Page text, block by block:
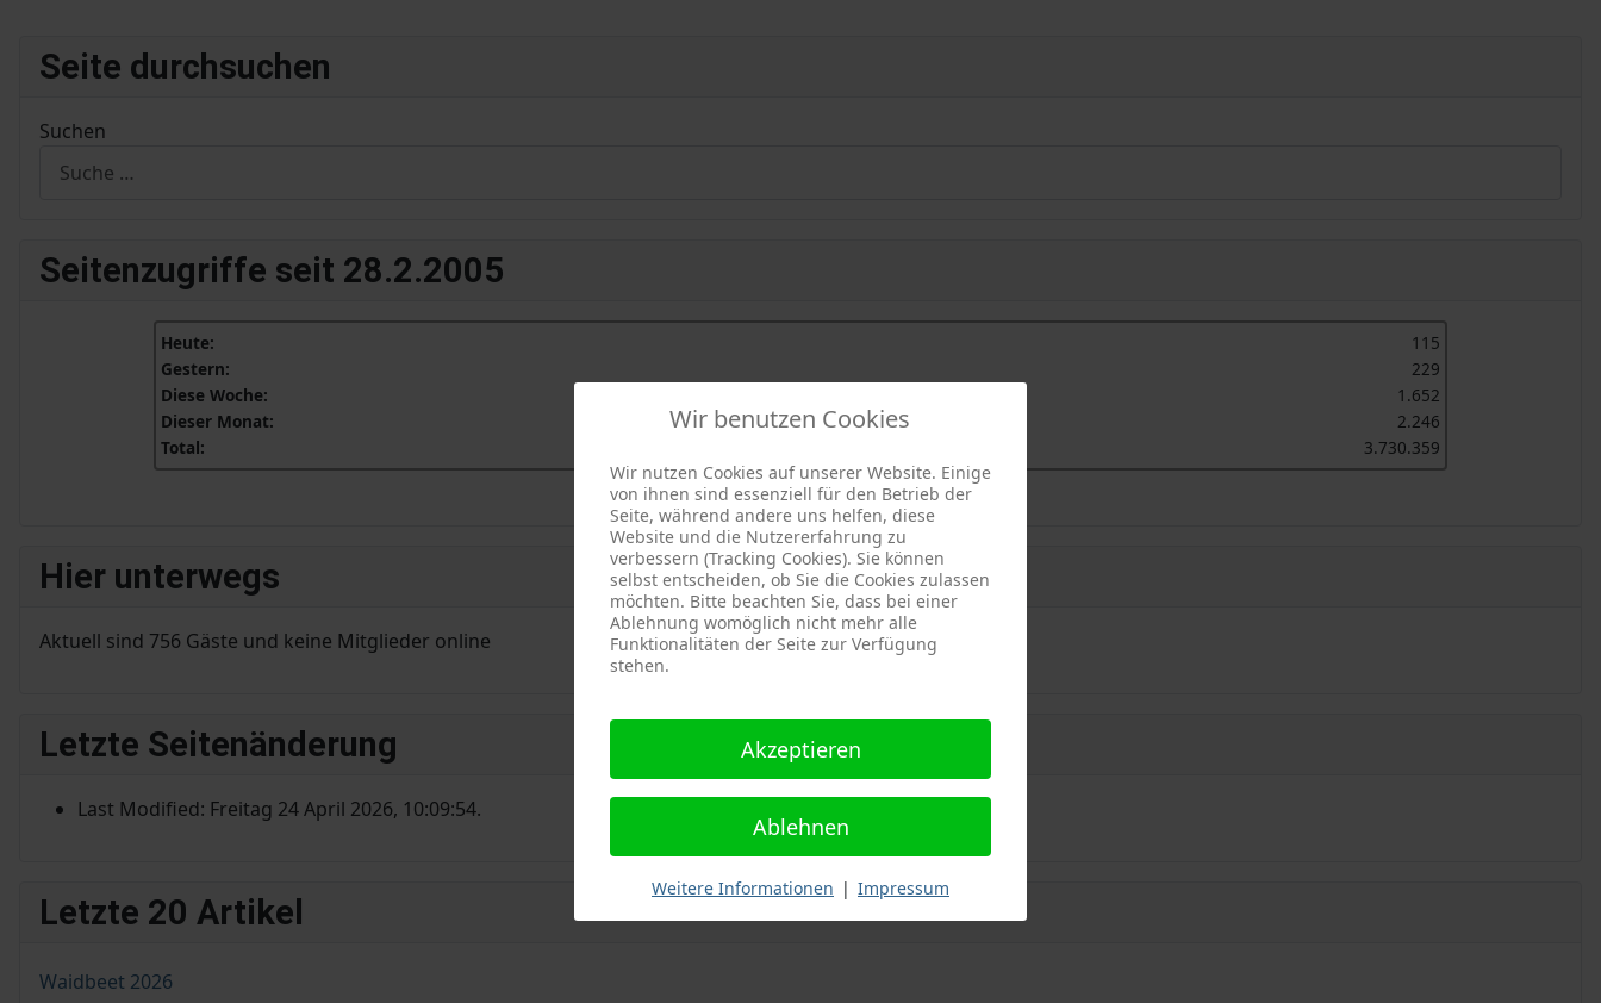
Seite durchsuchen
Suchen
Seitenzugriffe seit 28.2.2005
Heute:
115
Gestern:
229
Diese Woche:
1.652
Dieser Monat:
2.246
Total:
3.730.359
Hier unterwegs
Aktuell sind 756 Gäste und keine Mitglieder online
Letzte Seitenänderung
Last Modified: Freitag 24 April 2026, 10:09:54.
Letzte 20 Artikel
Waidbeet 2026
Wir benutzen Cookies
Wir nutzen Cookies auf unserer Website. Einige
von ihnen sind essenziell für den Betrieb der
Seite, während andere uns helfen, diese
Website und die Nutzererfahrung zu
verbessern (Tracking Cookies). Sie können
selbst entscheiden, ob Sie die Cookies zulassen
möchten. Bitte beachten Sie, dass bei einer
Ablehnung womöglich nicht mehr alle
Funktionalitäten der Seite zur Verfügung
stehen.
Akzeptieren
Ablehnen
Weitere Informationen | Impressum